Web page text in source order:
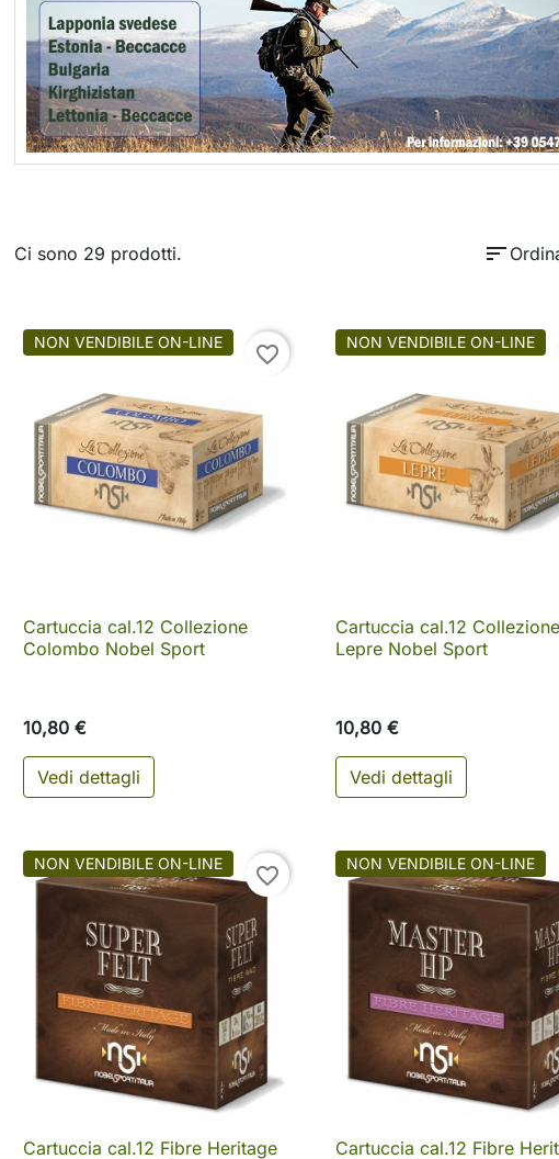
Ci sono 29 prodotti. sort
NON VENDIBILE ON-LINE favorite_border
 Anteprima
Cartuccia cal.12 Collezione
Colombo Nobel Sport
10,80 €
Vedi dettagli
NON VENDIBILE ON-LINE
 Anteprima
Cartuccia cal.12 Collezione
Lepre Nobel Sport
10,80 €
Vedi dettagli
NON VENDIBILE ON-LINE favorite_border
Cartuccia cal.12 Fibre Heritage
NON VENDIBILE ON-LINE
Cartuccia cal.12 Fibre